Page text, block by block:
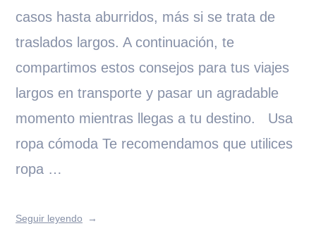
casos hasta aburridos, más si se trata de
traslados largos. A continuación, te
compartimos estos consejos para tus viajes
largos en transporte y pasar un agradable
momento mientras llegas a tu destino. Usa
ropa cómoda Te recomendamos que utilices
ropa …
Seguir leyendo